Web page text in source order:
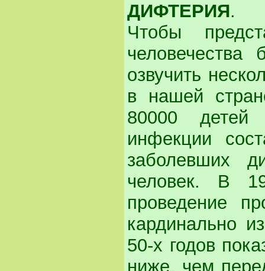
ДИФТЕРИЯ.
Чтобы
человечества
озвучить
в нашей
80000 детей
инфекции
заболевших
человек. В
проведение
кардинально
50-х годов
ниже, чем